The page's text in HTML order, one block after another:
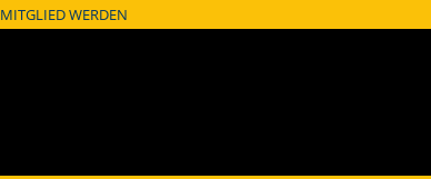
MITGLIED WERDEN